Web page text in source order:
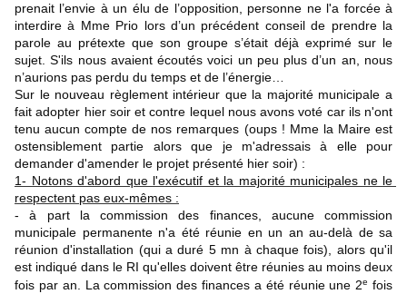
prenait l’envie à un élu de l’opposition, personne ne l'a forcée à
interdire à Mme Prio lors d’un précédent conseil de prendre la
parole au prétexte que son groupe s’était déjà exprimé sur le
sujet. S'ils nous avaient écoutés voici un peu plus d’un an, nous
n’aurions pas perdu du temps et de l’énergie…
Sur le nouveau règlement intérieur que la majorité municipale a
fait adopter hier soir et contre lequel nous avons voté car ils n'ont
tenu aucun compte de nos remarques (oups ! Mme la Maire est
ostensiblement partie alors que je m'adressais à elle pour
demander d'amender le projet présenté hier soir) :
1- Notons d'abord que l'exécutif et la majorité municipales ne le
respectent pas eux-mêmes :
- à part la commission des finances, aucune commission
municipale permanente n'a été réunie en un an au-delà de sa
réunion d'installation (qui a duré 5 mn à chaque fois), alors qu'il
est indiqué dans le RI qu'elles doivent être réunies au moins deux
fois par an. La commission des finances a été réunie une 2e fois